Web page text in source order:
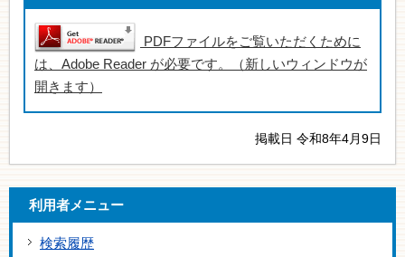
PDFファイルをご覧いただくために
は、Adobe Reader が必要です。（新しいウィンドウが
開きます）
掲載日 令和8年4月9日
利用者メニュー
検索履歴